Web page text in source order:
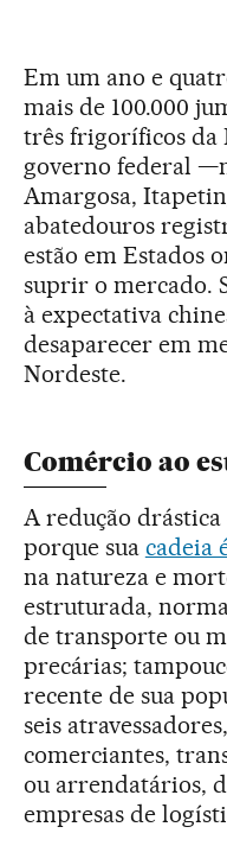
Em um ano e
mais de 100.000
três frigoríficos da
governo federal
Amargosa,
abatedouros
estão em Estados
suprir o mercado.
à expectativa
desaparecer em
Nordeste.
Comércio ao
A redução
porque sua cadeia
na natureza e
estruturada,
de transporte ou
precárias;
recente de sua
seis
comerciantes,
ou arrendatários,
empresas de